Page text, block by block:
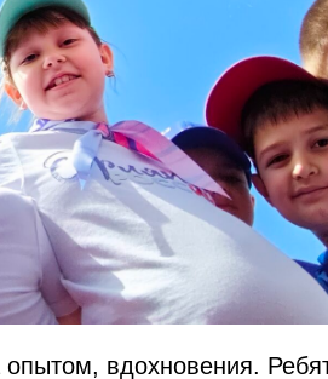
вдохновения.